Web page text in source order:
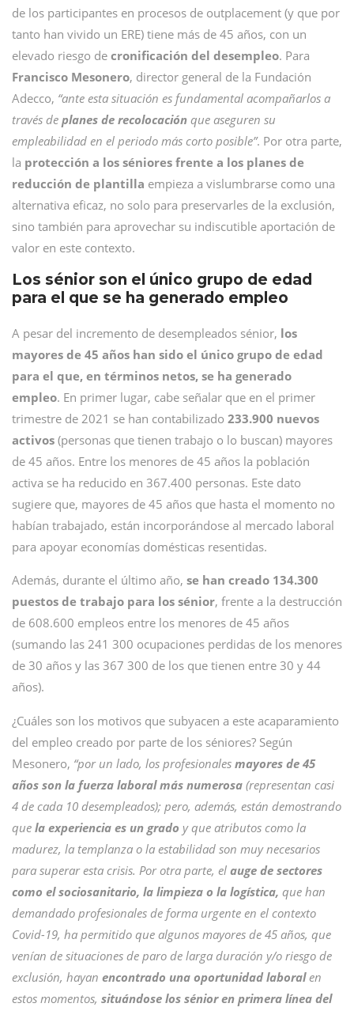
de los participantes en procesos de outplacement (y que por
tanto han vivido un ERE) tiene más de 45 años, con un
elevado riesgo de cronificación del desempleo. Para
Francisco Mesonero, director general de la Fundación
Adecco, “ante esta situación es fundamental acompañarlos a
través de planes de recolocación que aseguren su
empleabilidad en el periodo más corto posible”. Por otra parte,
la protección a los séniores frente a los planes de
reducción de plantilla empieza a vislumbrarse como una
alternativa eficaz, no solo para preservarles de la exclusión,
sino también para aprovechar su indiscutible aportación de
valor en este contexto.
Los sénior son el único grupo de edad
para el que se ha generado empleo
A pesar del incremento de desempleados sénior, los
mayores de 45 años han sido el único grupo de edad
para el que, en términos netos, se ha generado
empleo. En primer lugar, cabe señalar que en el primer
trimestre de 2021 se han contabilizado 233.900 nuevos
activos (personas que tienen trabajo o lo buscan) mayores
de 45 años. Entre los menores de 45 años la población
activa se ha reducido en 367.400 personas. Este dato
sugiere que, mayores de 45 años que hasta el momento no
habían trabajado, están incorporándose al mercado laboral
para apoyar economías domésticas resentidas.
Además, durante el último año, se han creado 134.300
puestos de trabajo para los sénior, frente a la destrucción
de 608.600 empleos entre los menores de 45 años
(sumando las 241 300 ocupaciones perdidas de los menores
de 30 años y las 367 300 de los que tienen entre 30 y 44
años).
¿Cuáles son los motivos que subyacen a este acaparamiento
del empleo creado por parte de los séniores? Según
Mesonero, “por un lado, los profesionales mayores de 45
años son la fuerza laboral más numerosa (representan casi
4 de cada 10 desempleados); pero, además, están demostrando
que la experiencia es un grado y que atributos como la
madurez, la templanza o la estabilidad son muy necesarios
para superar esta crisis. Por otra parte, el auge de sectores
como el sociosanitario, la limpieza o la logística, que han
demandado profesionales de forma urgente en el contexto
Covid-19, ha permitido que algunos mayores de 45 años, que
venían de situaciones de paro de larga duración y/o riesgo de
exclusión, hayan encontrado una oportunidad laboralen
estos momentos, situándose los sénior en primera línea del